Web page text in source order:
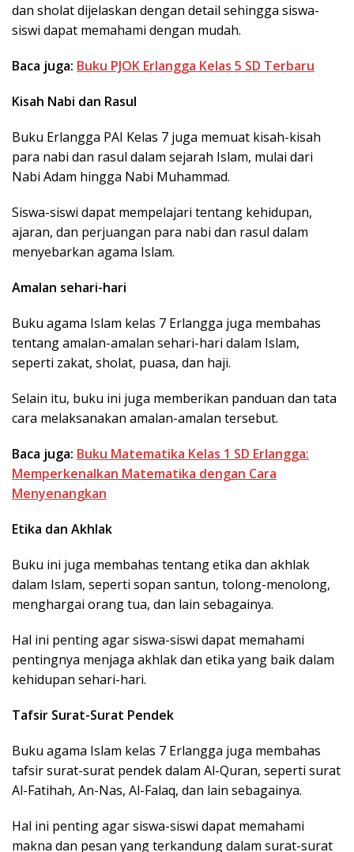
dan sholat dijelaskan dengan detail sehingga siswa-
siswi dapat memahami dengan mudah.
Baca juga: Buku PJOK Erlangga Kelas 5 SD Terbaru
Kisah Nabi dan Rasul
Buku Erlangga PAI Kelas 7 juga memuat kisah-kisah
para nabi dan rasul dalam sejarah Islam, mulai dari
Nabi Adam hingga Nabi Muhammad.
Siswa-siswi dapat mempelajari tentang kehidupan,
ajaran, dan perjuangan para nabi dan rasul dalam
menyebarkan agama Islam.
Amalan sehari-hari
Buku agama Islam kelas 7 Erlangga juga membahas
tentang amalan-amalan sehari-hari dalam Islam,
seperti zakat, sholat, puasa, dan haji.
Selain itu, buku ini juga memberikan panduan dan tata
cara melaksanakan amalan-amalan tersebut.
Baca juga: Buku Matematika Kelas 1 SD Erlangga:
Memperkenalkan Matematika dengan Cara
Menyenangkan
Etika dan Akhlak
Buku ini juga membahas tentang etika dan akhlak
dalam Islam, seperti sopan santun, tolong-menolong,
menghargai orang tua, dan lain sebagainya.
Hal ini penting agar siswa-siswi dapat memahami
pentingnya menjaga akhlak dan etika yang baik dalam
kehidupan sehari-hari.
Tafsir Surat-Surat Pendek
Buku agama Islam kelas 7 Erlangga juga membahas
tafsir surat-surat pendek dalam Al-Quran, seperti surat
Al-Fatihah, An-Nas, Al-Falaq, dan lain sebagainya.
Hal ini penting agar siswa-siswi dapat memahami
makna dan pesan yang terkandung dalam surat-surat